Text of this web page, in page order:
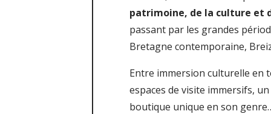
patrimoine, de la culture et
passant par les grandes
Bretagne contemporaine,
Entre immersion culturelle en
espaces de visite immersifs,
boutique unique en son